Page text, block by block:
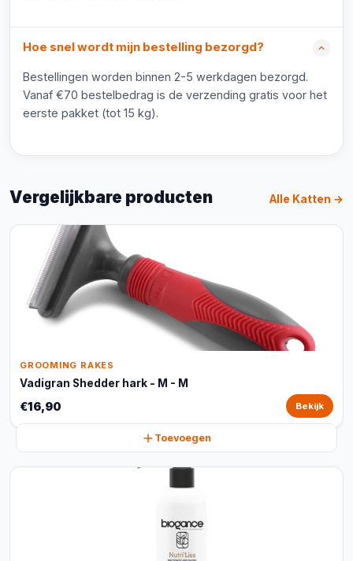
Hoe snel wordt mijn bestelling bezorgd?
Bestellingen worden binnen 2-5 werkdagen bezorgd.
Vanaf €70 bestelbedrag is de verzending gratis voor het
eerste pakket (tot 15 kg).
Vergelijkbare producten Alle Katten →
GROOMING RAKES
Vadigran Shedder hark - M - M
€16,90 Bekijk
Toevoegen